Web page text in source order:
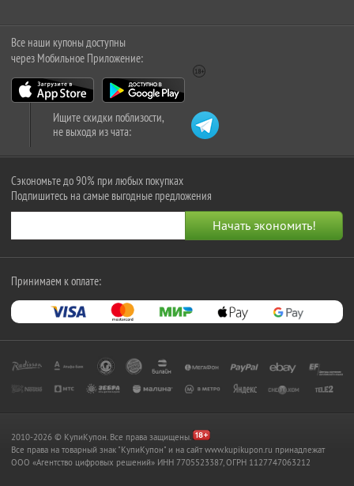
Все наши купоны доступны
через Мобильное Приложение:
Ищите скидки поблизости,
не выходя из чата:
Сэкономьте до 90% при любых покупках
Подпишитесь на самые выгодные предложения
Принимаем к оплате:
2010-2026 © КупиКупон. Все права защищены.
Все права на товарный знак "КупиКупон" и на сайт www.kupikupon.ru принадлежат
OOO «Агентство цифровых решений» ИНН 7705523387, ОГРН 1127747063212